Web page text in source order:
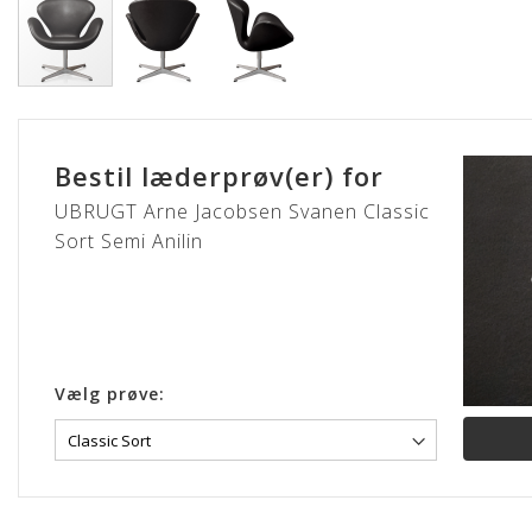
til
Bestil læderprøv(er) for
UBRUGT Arne Jacobsen Svanen Classic
Sort Semi Anilin
Vælg prøve: